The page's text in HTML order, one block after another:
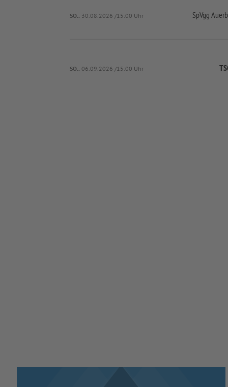
SO.. 30.08.2026 /15:00 Uhr SpVgg
SO.. 06.09.2026 /15:00 Uhr